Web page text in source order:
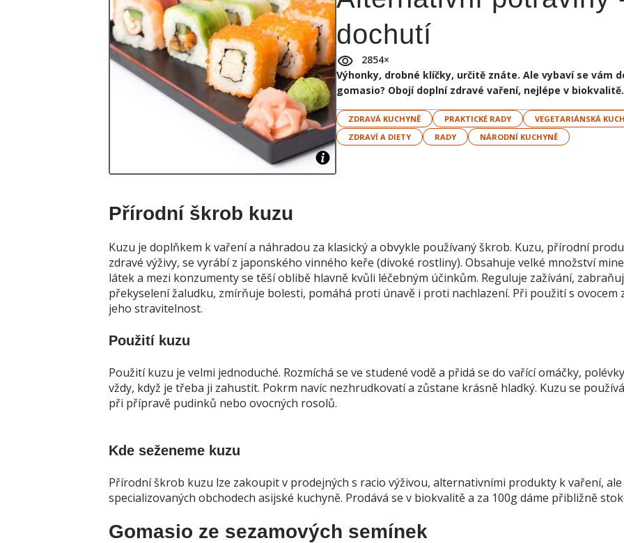
dochutí
2854×
Výhonky, drobné klíčky, určitě znáte. Ale vybaví se vám
gomasio? Obojí doplní zdravé vaření, nejlépe v biokvalitě.
ZDRAVÁ KUCHYNĚ PRAKTICKÉ RADY VEGETARIÁNSKÁ
ZDRAVÍ A DIETY
RADY NÁRODNÍ KUCHYNĚ
Přírodní škrob kuzu
Kuzu je doplňkem k vaření a náhradou za klasický a obvykle používaný škrob. Kuzu, přírodní
zdravé výživy, se vyrábí z japonského vinného keře (divoké rostliny). Obsahuje velké množství
látek a mezi konzumenty se těší oblibě hlavně kvůli léčebným účinkům. Reguluje zažívání,
překyselení žaludku, zmírňuje bolesti, pomáhá proti únavě i proti nachlazení. Při použití s ovocem
jeho stravitelnost.
Použití kuzu
Použití kuzu je velmi jednoduché. Rozmíchá se ve studené vodě a přidá se do vařící omáčky,
vždy, když je třeba ji zahustit. Pokrm navíc nezhrudkovatí a zůstane krásně hladký. Kuzu se
při přípravě pudinků nebo ovocných rosolů.
Kde seženeme kuzu
Přírodní škrob kuzu lze zakoupit v prodejných s racio výživou, alternativními produkty k vaření, ale
specializovaných obchodech asijské kuchyně. Prodává se v biokvalitě a za 100g dáme přibližně
Gomasio ze sezamových semínek